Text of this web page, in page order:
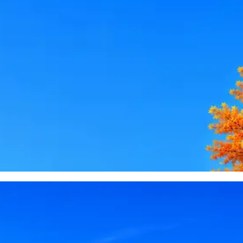
прислать код или пароль,